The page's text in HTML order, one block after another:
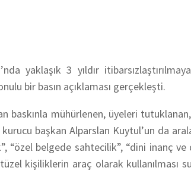
yaklaşık 3 yıldır
bir basın açıklaması gerçekleşti.
baskınla mühürlenen, üyeleri
başkan Alparslan Kuytul’un da
belgede sahtecilik”, “dini inanç ve
kişiliklerin araç olarak kullanılması